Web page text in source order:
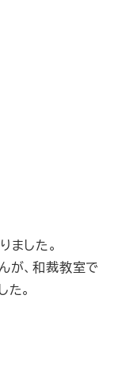
ました。
が、和裁教室で
。